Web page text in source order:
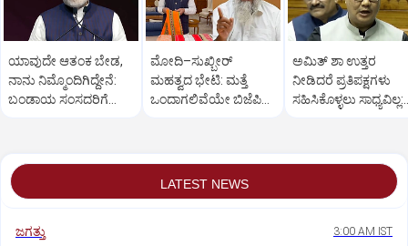
ಯಾವುದೇ ಆತಂಕ ಬೇಡ,
ನಾನು ನಿಮ್ಮೊಂದಿಗಿದ್ದೇನೆ:
ಬಂಡಾಯ ಸಂಸದರಿಗೆ
ಮೋದಿ–ಸುಖ್ಬೀರ್
ಮಹತ್ವದ ಭೇಟಿ: ಮತ್ತೆ
ಒಂದಾಗಲಿವೆಯೇ ಬಿಜೆಪಿ–
ಅಮಿತ್ ಶಾ ಉತ್ತರ
ನೀಡಿದರೆ ಪ್ರತಿಪಕ್ಷಗಳು
ಸಹಿಸಿಕೊಳ್ಳಲು ಸಾಧ್ಯವಿಲ್ಲ:
LATEST NEWS
ಜಗತ್ತು 3:00 AM IST